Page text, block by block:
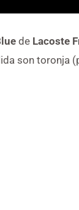
de Lacoste
son toronja